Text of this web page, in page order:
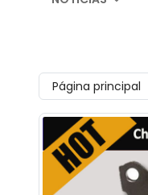
Página principal